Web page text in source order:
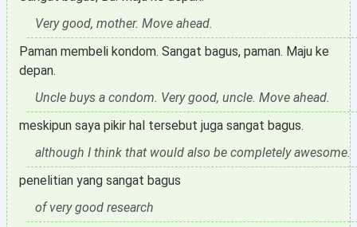
Very good, mother. Move ahead.
Paman membeli kondom. Sangat bagus, paman. Maju ke
depan.
Uncle buys a condom. Very good, uncle. Move ahead.
meskipun saya pikir hal tersebut juga sangat bagus.
although I think that would also be completely awesome.
penelitian yang sangat bagus
of very good research